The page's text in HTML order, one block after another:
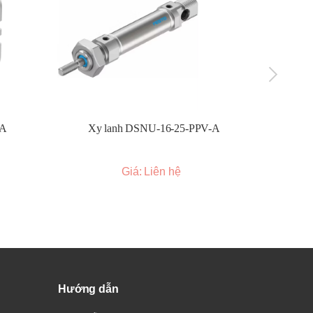
Xy lanh DSNU-16-25-PPV-A
Giá: Liên hệ
Hướng dẫn